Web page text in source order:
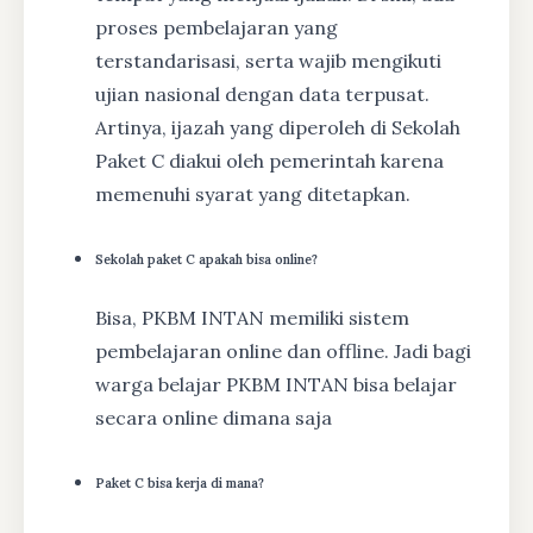
proses pembelajaran yang
terstandarisasi, serta wajib mengikuti
ujian nasional dengan data terpusat.
Artinya, ijazah yang diperoleh di Sekolah
Paket C diakui oleh pemerintah karena
memenuhi syarat yang ditetapkan.
Sekolah paket C apakah bisa online?
Bisa, PKBM INTAN memiliki sistem
pembelajaran online dan offline. Jadi bagi
warga belajar PKBM INTAN bisa belajar
secara online dimana saja
Paket C bisa kerja di mana?